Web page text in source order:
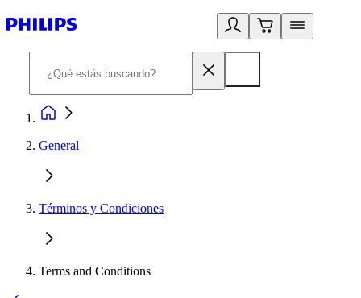
General
Términos y Condiciones
Terms and Conditions